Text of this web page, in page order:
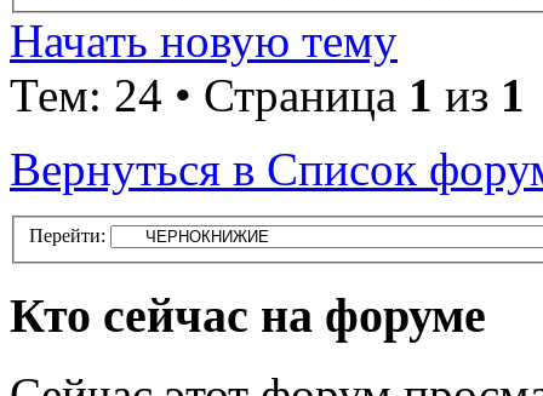
Начать новую тему
Тем: 24 • Страница 1 из 1
Вернуться в Список
Перейти:
Кто сейчас на форуме